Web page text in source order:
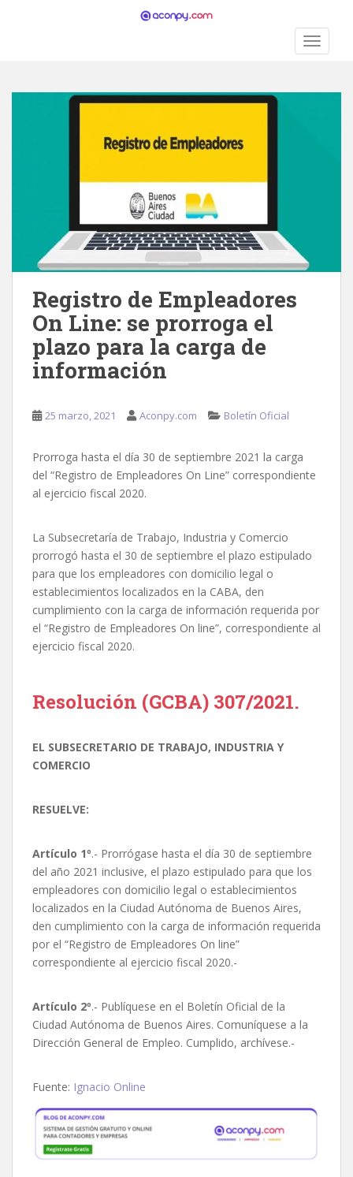
Registro de Empleadores
On Line: se prorroga el
plazo para la carga de
información
25 marzo, 2021 Aconpy.com Boletín Oficial
Prorroga hasta el día 30 de septiembre 2021 la carga
del “Registro de Empleadores On Line” correspondiente
al ejercicio fiscal 2020.
La Subsecretaría de Trabajo, Industria y Comercio
prorrogó hasta el 30 de septiembre el plazo estipulado
para que los empleadores con domicilio legal o
establecimientos localizados en la CABA, den
cumplimiento con la carga de información requerida por
el “Registro de Empleadores On line”, correspondiente al
ejercicio fiscal 2020.
Resolución (GCBA) 307/2021.
EL SUBSECRETARIO DE TRABAJO, INDUSTRIA Y
COMERCIO
RESUELVE:
Artículo 1º.- Prorrógase hasta el día 30 de septiembre
del año 2021 inclusive, el plazo estipulado para que los
empleadores con domicilio legal o establecimientos
localizados en la Ciudad Autónoma de Buenos Aires,
den cumplimiento con la carga de información requerida
por el “Registro de Empleadores On line”
correspondiente al ejercicio fiscal 2020.-
Artículo 2º.- Publíquese en el Boletín Oficial de la
Ciudad Autónoma de Buenos Aires. Comuníquese a la
Dirección General de Empleo. Cumplido, archívese.-
Fuente: Ignacio Online